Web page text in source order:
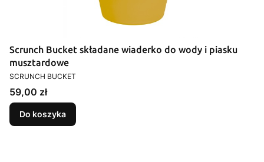
Scrunch Bucket składane wiaderko do wody i piasku
musztardowe
PRODUCENT
SCRUNCH BUCKET
Cena
59,00 zł
Do koszyka